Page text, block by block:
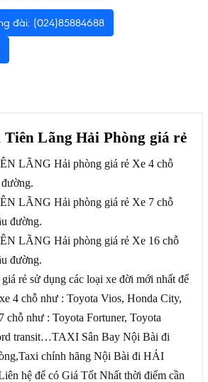
đài: (024)85884688
Lãng Hải Phòng giá rẻ
LÃNG Hải phòng giá rẻ Xe 4 chỗ
LÃNG Hải phòng giá rẻ Xe 7 chỗ
đường.
LÃNG Hải phòng giá rẻ Xe 16 chỗ
đường.
rẻ sử dụng các loại xe đời mới nhất để
4 chỗ như : Toyota Vios, Honda City,
chỗ như : Toyota Fortuner, Toyota
transit…TAXI Sân Bay Nội Bài đi
chính hãng Nội Bài đi HẢI
hệ để có Giá Tốt Nhất thời điểm cần